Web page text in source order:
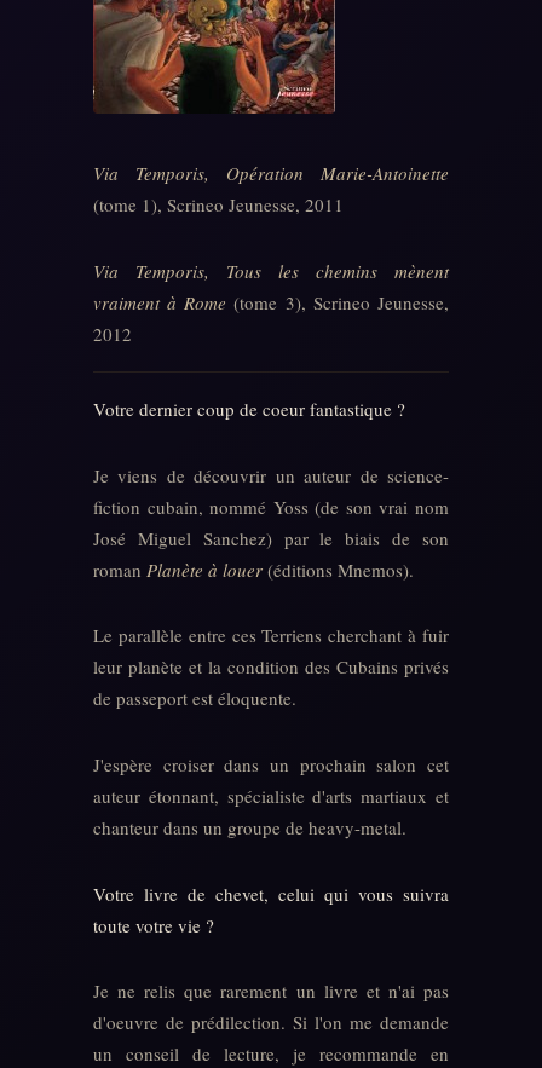
Via Temporis, Opération Marie-Antoinette
(tome 1), Scrineo Jeunesse, 2011
Via Temporis, Tous les chemins mènent
vraiment à Rome (tome 3), Scrineo Jeunesse,
2012
Votre dernier coup de coeur fantastique ?
Je viens de découvrir un auteur de science-
fiction cubain, nommé Yoss (de son vrai nom
José Miguel Sanchez) par le biais de son
roman Planète à louer(éditions Mnemos).
Le parallèle entre ces Terriens cherchant à fuir
leur planète et la condition des Cubains privés
de passeport est éloquente.
J'espère croiser dans un prochain salon cet
auteur étonnant, spécialiste d'arts martiaux et
chanteur dans un groupe de heavy-metal.
Votre livre de chevet, celui qui vous suivra
toute votre vie ?
Je ne relis que rarement un livre et n'ai pas
d'oeuvre de prédilection. Si l'on me demande
un conseil de lecture, je recommande en